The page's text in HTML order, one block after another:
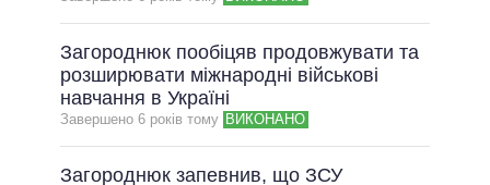
ВСІ ОБІЦЯНКИ
АРХІВНІ ОБІЦЯНКИ
Загороднюк пообіцяв продовжувати та
розширювати міжнародні військові
навчання в Україні
Завершено 6 рокiв тому ВИКОНАНО
Загороднюк запевнив, що ЗСУ